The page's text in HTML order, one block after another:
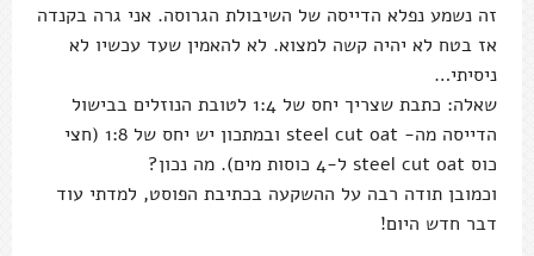
זה נשמע נפלא הדייסה של השיבולת הגרוסה. אני גרה בקנדה
אז בטח לא יהיה קשה למצוא. לא להאמין שעד עכשיו לא
ניסיתי…
שאלה: כתבת שצריך יחס של 1:4 לטובת הנוזלים בבישול
הדייסה מה- steel cut oat ובמתכון יש יחס של 1:8 (חצי
כוס steel cut oat ל-4 כוסות מים). מה נכון?
וכמובן תודה רבה על ההשקעה בכתיבת הפוסט, למדתי עוד
דבר חדש היום!